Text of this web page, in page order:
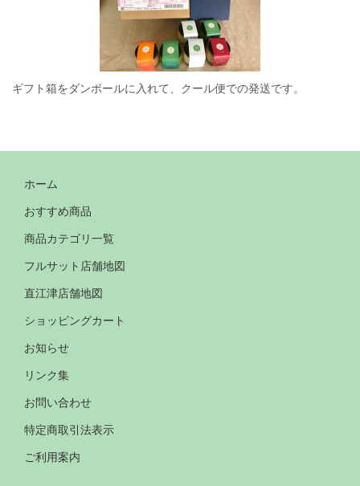
ギフト箱をダンボールに入れて、クール便での発送です。
ホーム
おすすめ商品
商品カテゴリ一覧
フルサット店舗地図
直江津店舗地図
ショッピングカート
お知らせ
リンク集
お問い合わせ
特定商取引法表示
ご利用案内